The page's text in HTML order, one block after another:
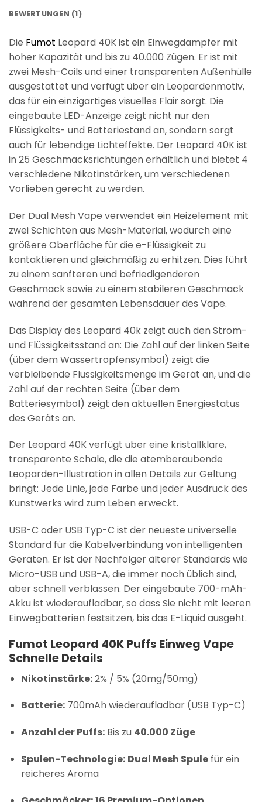
BEWERTUNGEN (1)
Die Fumot Leopard 40K ist ein Einwegdampfer mit
hoher Kapazität und bis zu 40.000 Zügen. Er ist mit
zwei Mesh-Coils und einer transparenten Außenhülle
ausgestattet und verfügt über ein Leopardenmotiv,
das für ein einzigartiges visuelles Flair sorgt. Die
eingebaute LED-Anzeige zeigt nicht nur den
Flüssigkeits- und Batteriestand an, sondern sorgt
auch für lebendige Lichteffekte. Der Leopard 40K ist
in 25 Geschmacksrichtungen erhältlich und bietet 4
verschiedene Nikotinstärken, um verschiedenen
Vorlieben gerecht zu werden.
Der Dual Mesh Vape verwendet ein Heizelement mit
zwei Schichten aus Mesh-Material, wodurch eine
größere Oberfläche für die e-Flüssigkeit zu
kontaktieren und gleichmäßig zu erhitzen. Dies führt
zu einem sanfteren und befriedigenderen
Geschmack sowie zu einem stabileren Geschmack
während der gesamten Lebensdauer des Vape.
Das Display des Leopard 40k zeigt auch den Strom-
und Flüssigkeitsstand an: Die Zahl auf der linken Seite
(über dem Wassertropfensymbol) zeigt die
verbleibende Flüssigkeitsmenge im Gerät an, und die
Zahl auf der rechten Seite (über dem
Batteriesymbol) zeigt den aktuellen Energiestatus
des Geräts an.
Der Leopard 40K verfügt über eine kristallklare,
transparente Schale, die die atemberaubende
Leoparden-Illustration in allen Details zur Geltung
bringt: Jede Linie, jede Farbe und jeder Ausdruck des
Kunstwerks wird zum Leben erweckt.
USB-C oder USB Typ-C ist der neueste universelle
Standard für die Kabelverbindung von intelligenten
Geräten. Er ist der Nachfolger älterer Standards wie
Micro-USB und USB-A, die immer noch üblich sind,
aber schnell verblassen. Der eingebaute 700-mAh-
Akku ist wiederaufladbar, so dass Sie nicht mit leeren
Einwegbatterien festsitzen, bis das E-Liquid ausgeht.
Fumot Leopard 40K Puffs Einweg Vape
Schnelle Details
Nikotinstärke:2% / 5% (20mg/50mg)
Batterie:700mAh wiederaufladbar (USB Typ-C)
Anzahl der Puffs:Bis zu 40.000 Züge
Spulen-Technologie: Dual Mesh Spulefür ein
reicheres Aroma